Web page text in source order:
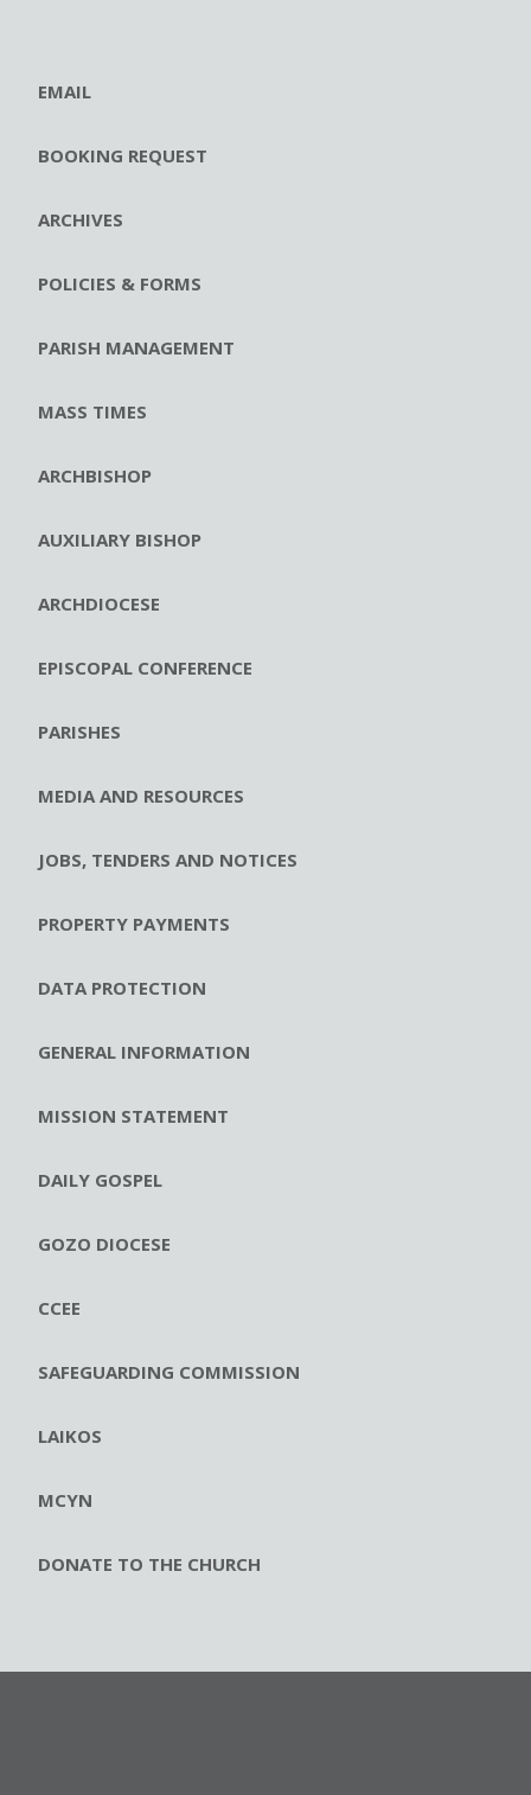
EMAIL
BOOKING REQUEST
ARCHIVES
POLICIES & FORMS
PARISH MANAGEMENT
MASS TIMES
ARCHBISHOP
AUXILIARY BISHOP
ARCHDIOCESE
EPISCOPAL CONFERENCE
PARISHES
MEDIA AND RESOURCES
JOBS, TENDERS AND NOTICES
PROPERTY PAYMENTS
DATA PROTECTION
GENERAL INFORMATION
MISSION STATEMENT
DAILY GOSPEL
GOZO DIOCESE
CCEE
SAFEGUARDING COMMISSION
LAIKOS
MCYN
DONATE TO THE CHURCH